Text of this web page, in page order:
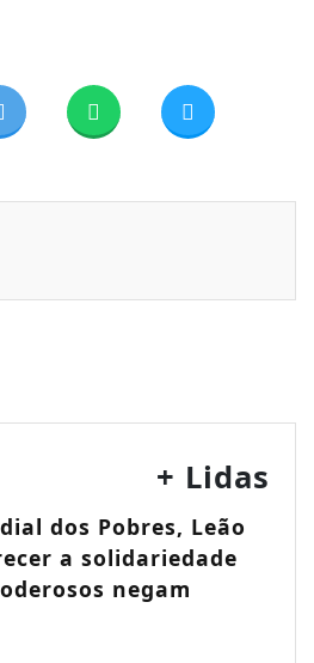
+ Lidas
dos Pobres, Leão
a solidariedade
negam